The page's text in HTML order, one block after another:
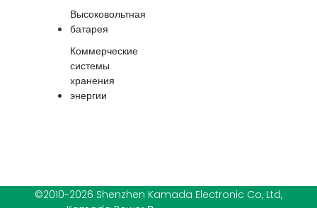
Высоковольтная
батарея
Коммерческие
системы
хранения
энергии
©2010-2026 Shenzhen Kamada Electronic Co, Ltd,